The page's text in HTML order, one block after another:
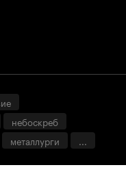
небоскреб
металлурги